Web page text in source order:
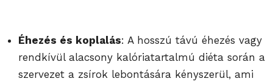
Éhezés és koplalás: A hosszú távú éhezés vagy
rendkívül alacsony kalóriatartalmú diéta során a
szervezet a zsírok lebontására kényszerül, ami